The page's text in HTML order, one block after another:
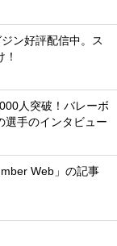
ン好評配信中。ス
人突破！バレーボ
選手のインタビュー
Web」の記事